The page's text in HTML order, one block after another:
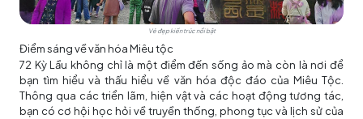
Vẻ đẹp kiến trúc nổi bật
Điểm sáng về văn hóa Miêu tộc
72 Kỳ Lầu không chỉ là một điểm đến sống ảo mà còn là nơi để
bạn tìm hiểu và thấu hiểu về văn hóa độc đáo của Miêu Tộc.
Thông qua các triển lãm, hiện vật và các hoạt động tương tác,
bạn có cơ hội học hỏi về truyền thống, phong tục và lịch sử của